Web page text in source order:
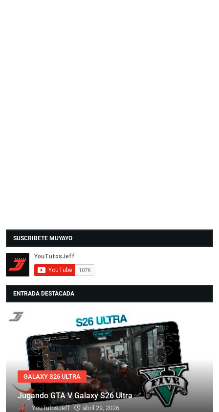
SUSCRIBETE MUYAYO
ENTRADA DESTACADA
GALAXY S26 ULTRA
Jugando GTA V Galaxy S26 Ultra ✅
YouTutosJeff abril 29, 2026